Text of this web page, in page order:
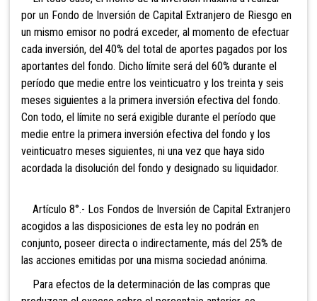
por un Fondo de Inversión de Capital Extranjero de Riesgo en
un mismo emisor no podrá exceder, al momento de efectuar
cada inversión, del 40% del total de aportes pagados por los
aportantes del fondo. Dicho límite será del 60% durante el
período que medie entre los veinticuatro y los treinta y seis
meses siguientes a la primera inversión efectiva del fondo.
Con todo, el límite no será exigible durante el período que
medie entre la primera inversión efectiva del fondo y los
veinticuatro meses siguientes, ni una vez que haya sido
acordada la disolución del fondo y designado su liquidador.
Artículo 8°.- Los Fondos de Inversión de Capital Extranjero
acogidos a las disposiciones de esta ley no podrán en
conjunto, poseer directa o indirectamente, más del 25% de
las acciones emitidas por una misma sociedad anónima.
Para efectos de la determinación de las compras que